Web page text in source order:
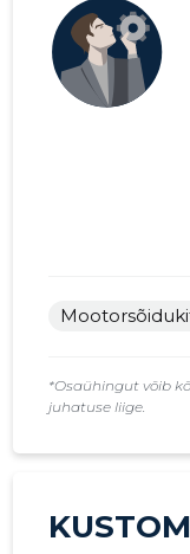
*Osaühingut võib
juhatuse liige.